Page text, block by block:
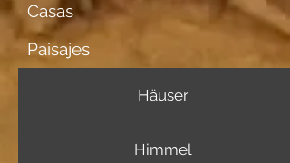
Casas
Paisajes
Häuser
Himmel